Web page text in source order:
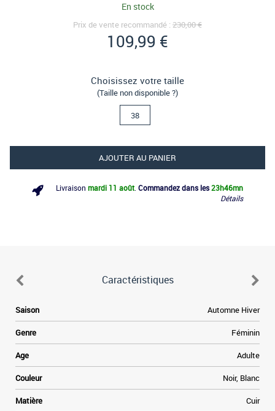
En stock
Prix de vente recommandé : 230,00 €
109,99 €
Choisissez votre taille
(Taille non disponible ?)
38
AJOUTER AU PANIER
Livraison mardi 11 août Commandez dans les23h46mn
Détails
Caractéristiques
Saison Automne Hiver
Genre Féminin
Age Adulte
Couleur Noir, Blanc
Matière Cuir